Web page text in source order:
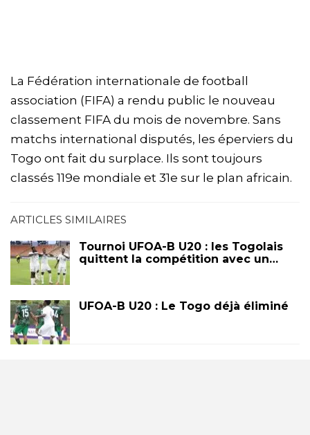
La Fédération internationale de football
association (FIFA) a rendu public le nouveau
classement FIFA du mois de novembre. Sans
matchs international disputés, les éperviers du
Togo ont fait du surplace. Ils sont toujours
classés 119e mondiale et 31e sur le plan africain.
ARTICLES SIMILAIRES
Tournoi UFOA-B U20 : les Togolais
quittent la compétition avec un…
UFOA-B U20 : Le Togo déjà éliminé